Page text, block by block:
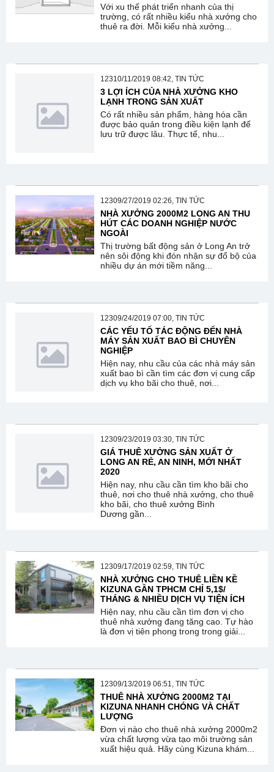
Với xu thế phát triển nhanh của thị
trường, có rất nhiều kiểu nhà xưởng cho
thuê ra đời. Mỗi kiểu nhà xưởng...
12310/11/2019 08:42, TIN TỨC
3 LỢI ÍCH CỦA NHÀ XƯỞNG KHO
LẠNH TRONG SẢN XUẤT
Có rất nhiều sản phẩm, hàng hóa cần
được bảo quản trong điều kiện lạnh để
lưu trữ được lâu. Thực tế, nhu...
12309/27/2019 02:26, TIN TỨC
NHÀ XƯỞNG 2000M2 LONG AN THU
HÚT CÁC DOANH NGHIỆP NƯỚC
NGOÀI
Thị trường bất động sản ở Long An trở
nên sôi động khi đón nhận sự đổ bộ của
nhiều dự án mới tiềm năng...
12309/24/2019 07:00, TIN TỨC
CÁC YẾU TỐ TÁC ĐỘNG ĐẾN NHÀ
MÁY SẢN XUẤT BAO BÌ CHUYÊN
NGHIỆP
Hiện nay, nhu cầu của các nhà máy sản
xuất bao bì cần tìm các đơn vị cung cấp
dịch vụ kho bãi cho thuê, nơi...
12309/23/2019 03:30, TIN TỨC
GIÁ THUÊ XƯỞNG SẢN XUẤT Ở
LONG AN RẺ, AN NINH, MỚI NHẤT
2020
Hiện nay, nhu cầu cần tìm kho bãi cho
thuê, nơi cho thuê nhà xưởng, cho thuê
kho bãi, cho thuê xưởng Bình
Dương gần...
12309/17/2019 02:59, TIN TỨC
NHÀ XƯỞNG CHO THUÊ LIỀN KỀ
KIZUNA GẦN TPHCM CHỈ 5,1$/
THÁNG & NHIỀU DỊCH VỤ TIỆN ÍCH
Hiện nay, nhu cầu cần tìm đơn vị cho
thuê nhà xưởng đang tăng cao. Tự hào
là đơn vị tiên phong trong trong giải...
12309/13/2019 06:51, TIN TỨC
THUÊ NHÀ XƯỞNG 2000M2 TẠI
KIZUNA NHANH CHÓNG VÀ CHẤT
LƯỢNG
Đơn vị nào cho thuê nhà xưởng 2000m2
vừa chất lượng vừa tạo môi trường sản
xuất hiệu quả. Hãy cùng Kizuna khám...